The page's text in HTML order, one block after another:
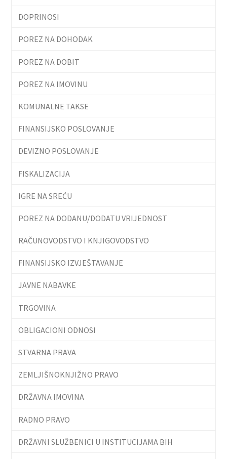
DOPRINOSI
POREZ NA DOHODAK
POREZ NA DOBIT
POREZ NA IMOVINU
KOMUNALNE TAKSE
FINANSIJSKO POSLOVANJE
DEVIZNO POSLOVANJE
FISKALIZACIJA
IGRE NA SREĆU
POREZ NA DODANU/DODATU VRIJEDNOST
RAČUNOVODSTVO I KNJIGOVODSTVO
FINANSIJSKO IZVJEŠTAVANJE
JAVNE NABAVKE
TRGOVINA
OBLIGACIONI ODNOSI
STVARNA PRAVA
ZEMLJIŠNOKNJIŽNO PRAVO
DRŽAVNA IMOVINA
RADNO PRAVO
DRŽAVNI SLUŽBENICI U INSTITUCIJAMA BIH